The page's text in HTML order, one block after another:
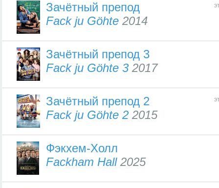
Зачётный препод
Fack ju Göhte 2014
Зачётный препод 3
Fack ju Göhte 3 2017
Зачётный препод 2
Fack ju Göhte 2 2015
Фэкхем-Холл
Fackham Hall2025